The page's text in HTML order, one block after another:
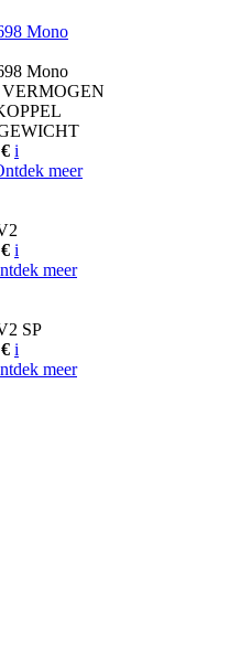
Mono
Mono
VERMOGEN
i
meer
i
meer
SP
i
meer